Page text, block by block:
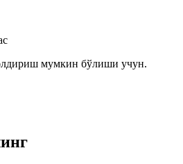
мумкин бўлиши учун.